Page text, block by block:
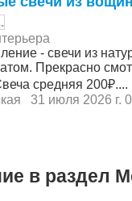
- свечи из
Прекрасно
средняя 200₽....
31 июля 2026 г.
в раздел